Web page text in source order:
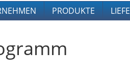
PRODUKTE